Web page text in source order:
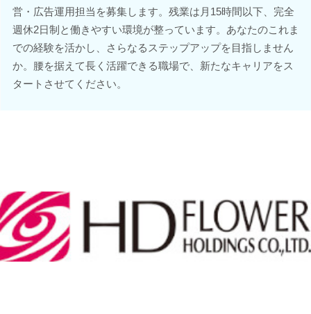
営・広告運用担当を募集します。残業は月15時間以下、完全
週休2日制と働きやすい環境が整っています。あなたのこれま
での経験を活かし、さらなるステップアップを目指しません
か。腰を据えて長く活躍できる職場で、新たなキャリアをス
タートさせてください。